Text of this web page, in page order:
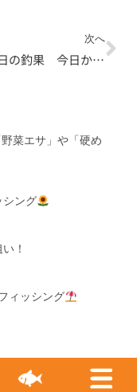
次へ
12月28日の釣果 今日からカニ
野菜エサ」や「硬め
シング
！
ィッシング